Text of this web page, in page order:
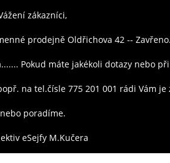
zákazníci,
prodejně Oldřichova 42 --
Pokud máte jakékoli dotazy nebo
na tel.čísle 775 201 001 rádi Vám je
nebo poradíme.
eSejfy M.Kučera